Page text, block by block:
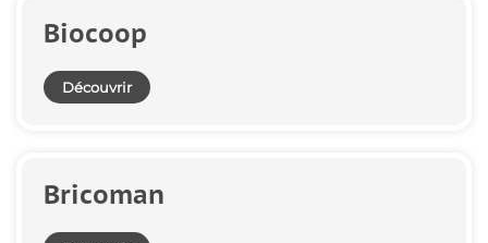
Biocoop
Découvrir
Bricoman